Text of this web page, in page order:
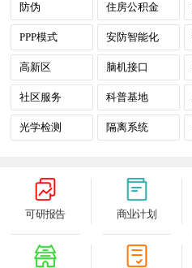
防伪 住房公积金
PPP模式 安防智能化
高新区 脑机接口
社区服务 科普基地
光学检测 隔离系统
可研报告 商业计划